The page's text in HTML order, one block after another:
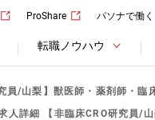
ProShare パソナで働く
転職ノウハウ
員/山梨】獣医師・薬剤師・臨
人詳細 【非臨床CRO研究員/